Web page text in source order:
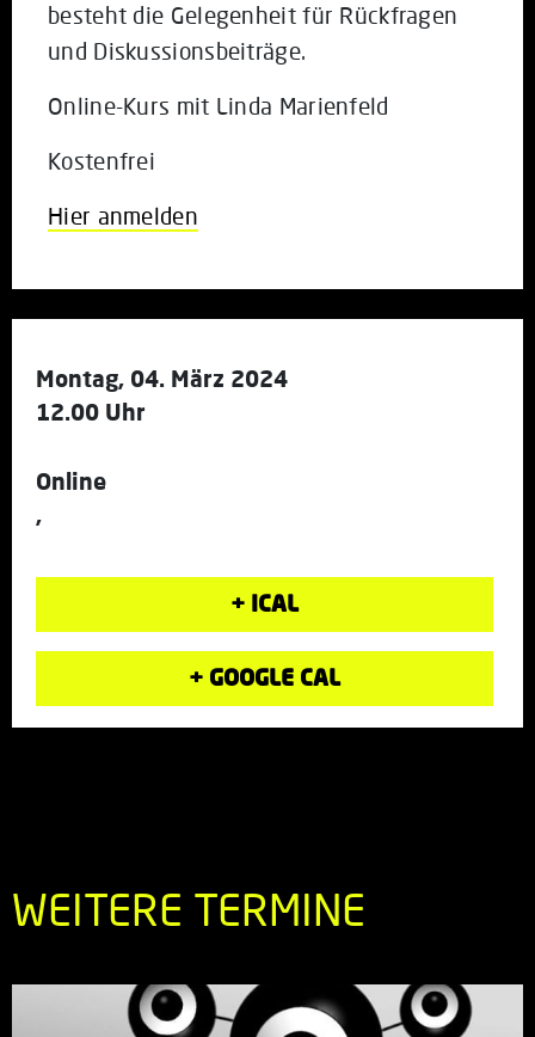
besteht die Gelegenheit für Rückfragen
und Diskussionsbeiträge.
Online-Kurs mit Linda Marienfeld
Kostenfrei
Hier anmelden
Montag, 04. März 2024
12.00 Uhr
Online
,
+ ICAL
+ GOOGLE CAL
WEITERE TERMINE